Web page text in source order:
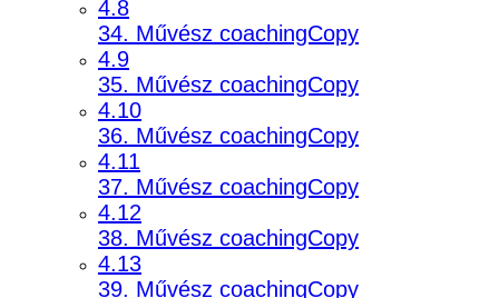
4.8
34. Művész coachingCopy
4.9
35. Művész coachingCopy
4.10
36. Művész coachingCopy
4.11
37. Művész coachingCopy
4.12
38. Művész coachingCopy
4.13
39. Művész coachingCopy